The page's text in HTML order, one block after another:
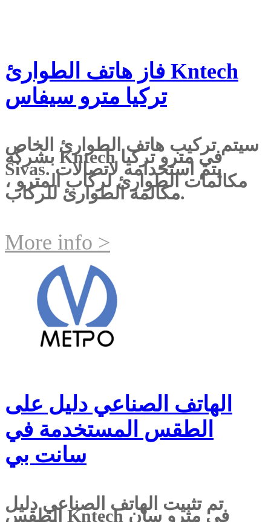
فاز هاتف الطوارئ Kntech
تركيا مترو سيفاس
سيتم تركيب هاتف الطوارئ الخاص
بشركة Kntech في مترو تركيا
Sivas. يتم استخدامه لاتصالات
مكالمات الطوارئ لركاب المترو ،
مكالمة الطوارئ للركاب.
More info >
الهاتف الصناعي دليل على
الطقس المستخدمة في
سانت بي
تم تثبيت الهاتف الصناعي دليل
الطقس Kntech في مترو سان